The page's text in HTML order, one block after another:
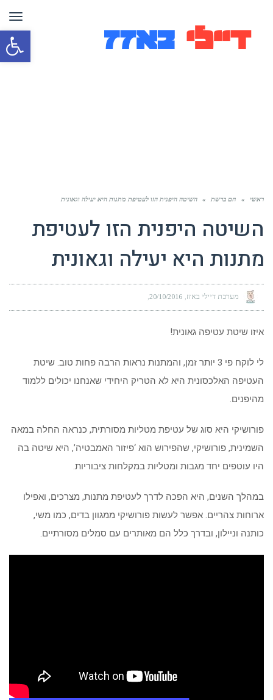
ראשי » חם ברשת » השיטה היפנית הזו לעטיפת מתנות היא יעילה וגאונית
השיטה היפנית הזו לעטיפת
מתנות היא יעילה וגאונית
מערכת דיילי באזז 20/10/2016
איזו שיטת עטיפה גאונית!
לי לוקח פי 3 יותר זמן, והמתנות נראות הרבה פחות טוב. שיטת
העטיפה האלכסונית היא לא הטריק היחידי שאנחנו יכולים ללמוד
מהיפנים.
פורושיקי היא סוג של עטיפת מטליות מסורתית, כנראה החלה במאה
השמינית, פורושיקי, שהפירוש הוא ‘פיזור האמבטיה’, היא שיטה בה
היו עוטפים יחד מגבות ומטליות במקלחות ציבוריות.
במהלך השנים, היא הפכה לדרך לעטיפת מתנות, מצרכים, ואפילו
ארוחות צהריים. אפשר לעשות פורושיקי ממגוון בדים, כמו משי,
כותנה וניילון, ובדרך כלל הם מאותרים עם סמלים מסורתיים.